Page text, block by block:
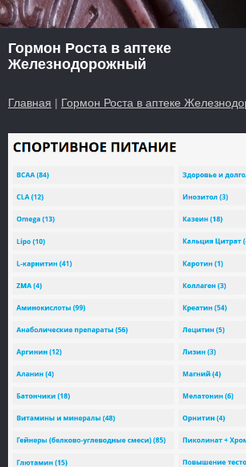
Гормон Роста в аптеке
Железнодорожный
Главная | Гормон Роста в аптеке